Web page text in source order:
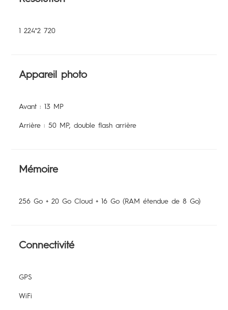
1 224*2 720
Appareil photo
Avant : 13 MP
Arrière : 50 MP, double flash arrière
Mémoire
256 Go + 20 Go Cloud + 16 Go (RAM étendue de 8 Go)
Connectivité
GPS
WiFi